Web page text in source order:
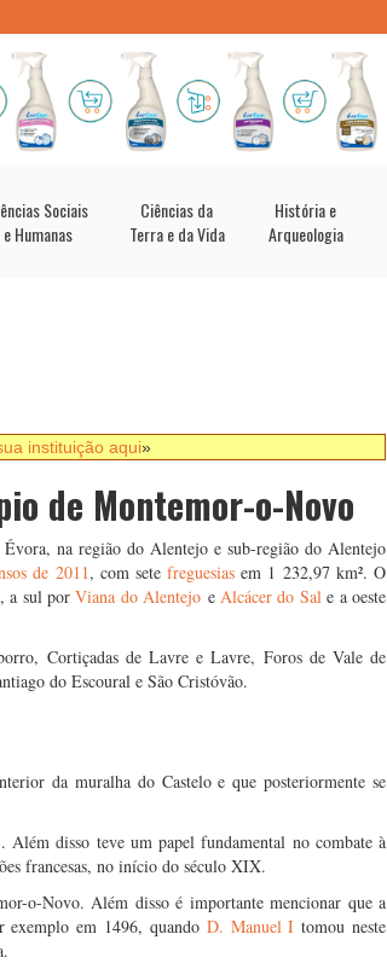
Sociais
e Humanas
Ciências da
Terra e da Vida
História e
Arqueologia
instituição aqui»
de Montemor-o-Novo
Évora, na região do Alentejo e sub-região do Alentejo
de 2011, com setefreguesias em 1 232,97 km². O
, a sul porViana do Alentejo eAlcácer do Sale a oeste
Cortiçadas de Lavre e Lavre, Foros de Vale de
do Escoural e São Cristóvão.
da muralha do Castelo e que posteriormente se
disso teve um papel fundamental no combate à
francesas, no início do século XIX.
o-Novo. Além disso é importante mencionar que a
exemplo em 1496, quando D. Manuel I tomou neste